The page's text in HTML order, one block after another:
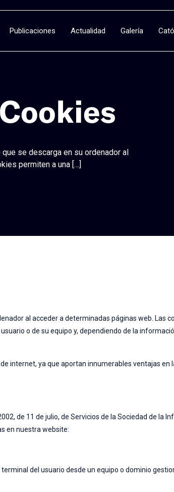
Publicaciones Actualidad Galería
se descarga en su ordenador al
permiten a una […]
al acceder a determinadas páginas web.
o de su equipo y, dependiendo de la
internet, ya que aportan innumerables ventajas
de 11 de julio, de Servicios de la Sociedad de la
en nuestra website:
del usuario desde un equipo o dominio